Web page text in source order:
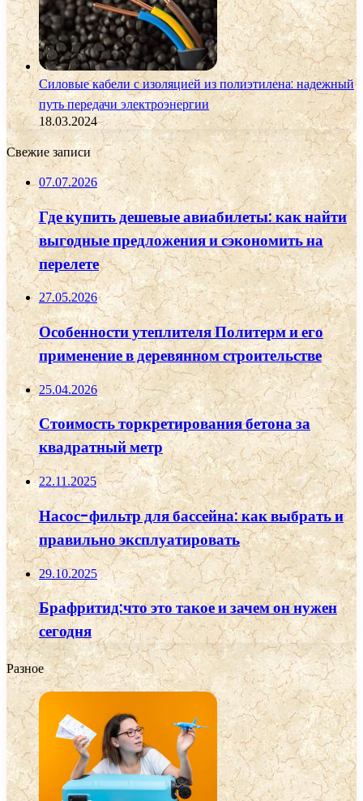
Силовые кабели с изоляцией из полиэтилена: надежный
путь передачи электроэнергии
18.03.2024
Свежие записи
07.07.2026
Где купить дешевые авиабилеты: как найти
выгодные предложения и сэкономить на
перелете
27.05.2026
Особенности утеплителя Политерм и его
применение в деревянном строительстве
25.04.2026
Стоимость торкретирования бетона за
квадратный метр
22.11.2025
Насос-фильтр для бассейна: как выбрать и
правильно эксплуатировать
29.10.2025
Брафритид:что это такое и зачем он нужен
сегодня
Разное